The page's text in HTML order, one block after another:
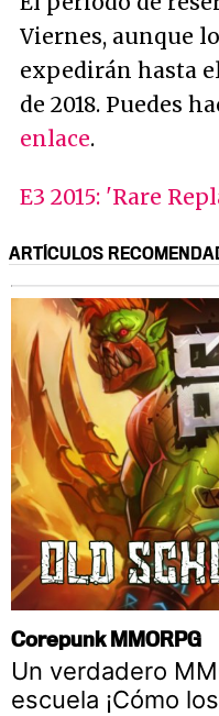
Viernes, aunque
expedirán hasta
de 2018. Puedes
enlace.
E3 2015: 'Rare
ARTÍCULOS
Corepunk MMORPG
Un verdadero
escuela ¡Cómo